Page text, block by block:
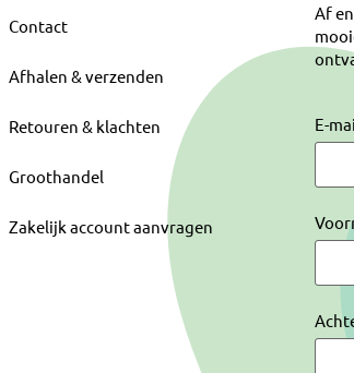
Contact
Afhalen & verzenden
Retouren & klachten
Groothandel
Zakelijk account aanvragen
Af
E-